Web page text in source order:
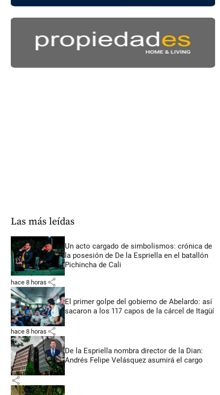
Las más leídas
Un acto cargado de simbolismos: crónica de
la posesión de De la Espriella en el batallón
Pichincha de Cali
hace 8 horas share
El primer golpe del gobierno de Abelardo: así
sacaron a los 117 capos de la cárcel de Itagüí
hace 8 horas share
De la Espriella nombra director de la Dian:
Andrés Felipe Velásquez asumirá el cargo
share